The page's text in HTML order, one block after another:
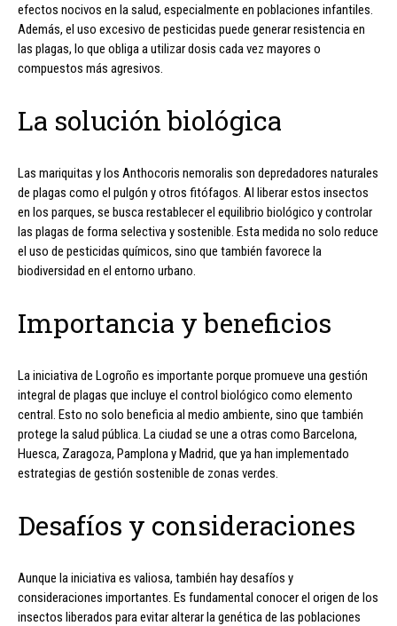
efectos nocivos en la salud, especialmente en poblaciones infantiles.
Además, el uso excesivo de pesticidas puede generar resistencia en
las plagas, lo que obliga a utilizar dosis cada vez mayores o
compuestos más agresivos.
La solución biológica
Las mariquitas y los Anthocoris nemoralis son depredadores naturales
de plagas como el pulgón y otros fitófagos. Al liberar estos insectos
en los parques, se busca restablecer el equilibrio biológico y controlar
las plagas de forma selectiva y sostenible. Esta medida no solo reduce
el uso de pesticidas químicos, sino que también favorece la
biodiversidad en el entorno urbano.
Importancia y beneficios
La iniciativa de Logroño es importante porque promueve una gestión
integral de plagas que incluye el control biológico como elemento
central. Esto no solo beneficia al medio ambiente, sino que también
protege la salud pública. La ciudad se une a otras como Barcelona,
Huesca, Zaragoza, Pamplona y Madrid, que ya han implementado
estrategias de gestión sostenible de zonas verdes.
Desafíos y consideraciones
Aunque la iniciativa es valiosa, también hay desafíos y
consideraciones importantes. Es fundamental conocer el origen de los
insectos liberados para evitar alterar la genética de las poblaciones